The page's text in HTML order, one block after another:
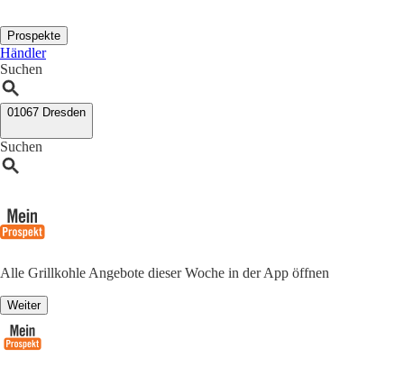
Prospekte
Händler
Suchen
01067 Dresden
Suchen
Alle Grillkohle Angebote dieser Woche in der App öffnen
Weiter